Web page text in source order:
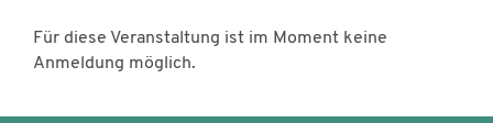
Für diese Veranstaltung ist im Moment keine
Anmeldung möglich.